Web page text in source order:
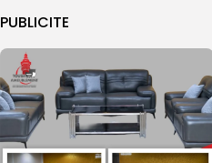
PUBLICITE